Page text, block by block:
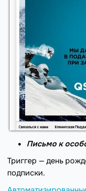
Письмо к
Триггер — день
подписки.